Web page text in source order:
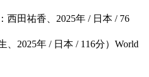
西田祐香、2025年 / 日本 / 76
、2025年 / 日本 / 116分）World